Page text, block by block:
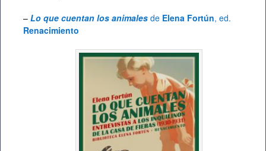
– Lo que cuentan los animales de Elena Fortún, ed.
Renacimiento